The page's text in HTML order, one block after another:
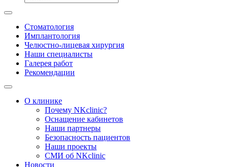
Стоматология
Имплантология
Челюстно-лицевая хирургия
Наши специалисты
Галерея работ
Рекомендации
О клинике
Почему NKclinic?
Оснащение кабинетов
Наши партнеры
Безопасность пациентов
Наши проекты
СМИ об NKclinic
Новости